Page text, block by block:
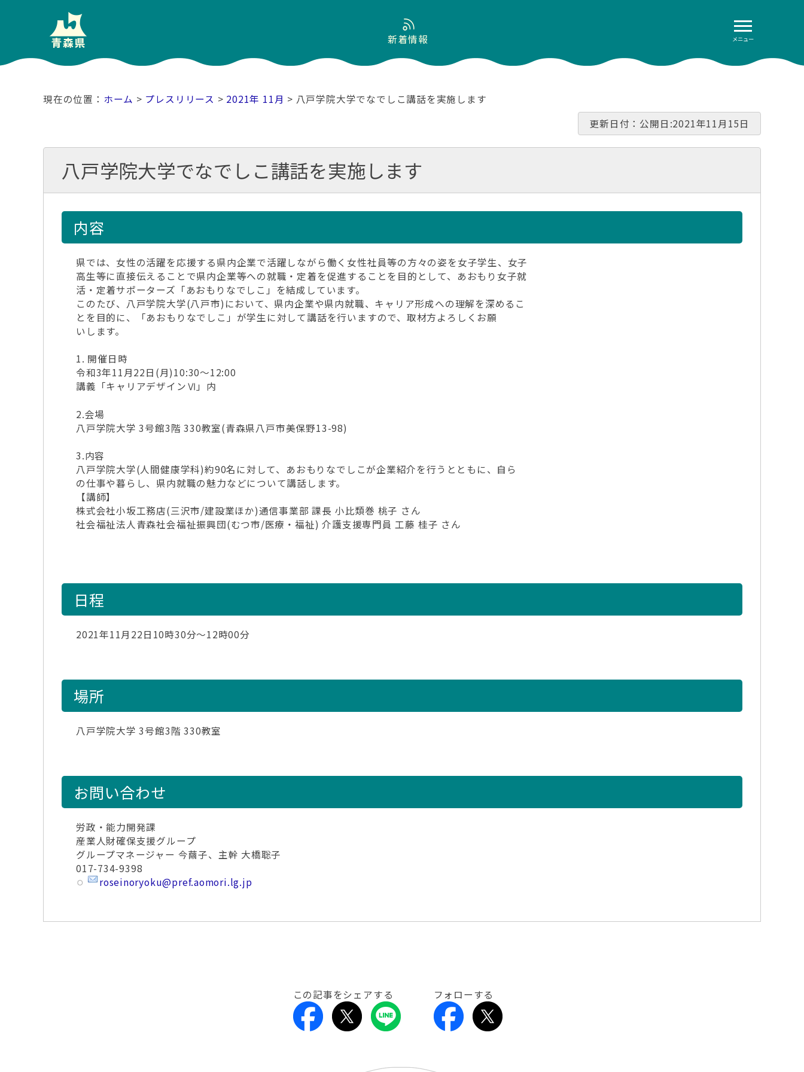
メニュー
新着情報
ホーム > プレスリリース > 2021年 11月 > 八戸学院大学でなでしこ講話を実施します
更新日付：公開日:2021年11月15日
八戸学院大学でなでしこ講話を実施します
内容
県では、女性の活躍を応援する県内企業で活躍しながら働く女性社員等の方々の姿を女子学生、女子
高生等に直接伝えることで県内企業等への就職・定着を促進することを目的として、あおもり女子就
活・定着サポーターズ「あおもりなでしこ」を結成しています。
このたび、八戸学院大学(八戸市)において、県内企業や県内就職、キャリア形成への理解を深めるこ
とを目的に、「あおもりなでしこ」が学生に対して講話を行いますので、取材方よろしくお願
いします。
1. 開催日時
令和3年11月22日(月)10:30～12:00
講義「キャリアデザインⅥ」内
2.会場
八戸学院大学 3号館3階 330教室(青森県八戸市美保野13-98)
3.内容
八戸学院大学(人間健康学科)約90名に対して、あおもりなでしこが企業紹介を行うとともに、自ら
の仕事や暮らし、県内就職の魅力などについて講話します。
【講師】
株式会社小坂工務店(三沢市/建設業ほか)通信事業部 課長 小比類巻 桃子 さん
社会福祉法人青森社会福祉振興団(むつ市/医療・福祉) 介護支援専門員 工藤 桂子 さん
日程
2021年11月22日10時30分～12時00分
場所
八戸学院大学 3号館3階 330教室
お問い合わせ
労政・能力開発課
産業人財確保支援グループ
グループマネージャー 今繭子、主幹 大橋聡子
017-734-9398
roseinoryoku@pref.aomori.lg.jp
この記事をシェアする フォローする